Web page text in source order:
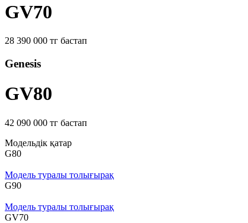
GV70
28 390 000 тг бастап
Genesis
GV80
42 090 000 тг бастап
Модельдік қатар
G80
Модель туралы толығырақ
G90
Модель туралы толығырақ
GV70